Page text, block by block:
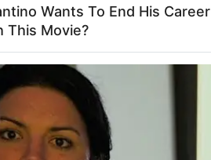
Wants To End His Career
This Movie?